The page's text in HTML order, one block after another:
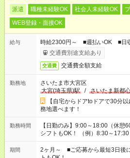
派遣 職種未経験OK 社会人未経験OK
WEB登録・面接OK
給与
時給2300円～ ■週払いOK ■日
交通費別途支給あり
交通費 交通費全額支給
勤務地
さいたま市大宮区
大宮(埼玉県)駅
/ さいたま新都
【自宅からドアtoドアで30分
務地選べます！
勤務時間
【日勤のみ】9:00～18:00（休憩60分） ■ご希望があれ
シフトもOK！ （例）8:30～
「家族とお休みを合わせたい」
など、あなたのご希望に沿ったお仕
ーク希望の方へ 今ご覧のお仕事
期間
2ヶ月～ ■ご応募から最短3日後